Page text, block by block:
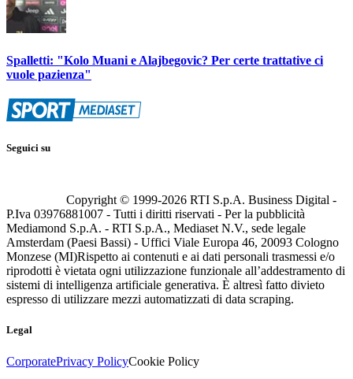
Spalletti: "Kolo Muani e Alajbegovic? Per certe trattative ci
vuole pazienza"
Seguici su
Copyright © 1999-2026 RTI S.p.A. Business Digital -
P.Iva 03976881007 - Tutti i diritti riservati - Per la pubblicità
Mediamond S.p.A. - RTI S.p.A., Mediaset N.V., sede legale
Amsterdam (Paesi Bassi) - Uffici Viale Europa 46, 20093 Cologno
Monzese (MI)Rispetto ai contenuti e ai dati personali trasmessi e/o
riprodotti è vietata ogni utilizzazione funzionale all’addestramento di
sistemi di intelligenza artificiale generativa. È altresì fatto divieto
espresso di utilizzare mezzi automatizzati di data scraping.
Legal
CorporatePrivacy PolicyCookie Policy